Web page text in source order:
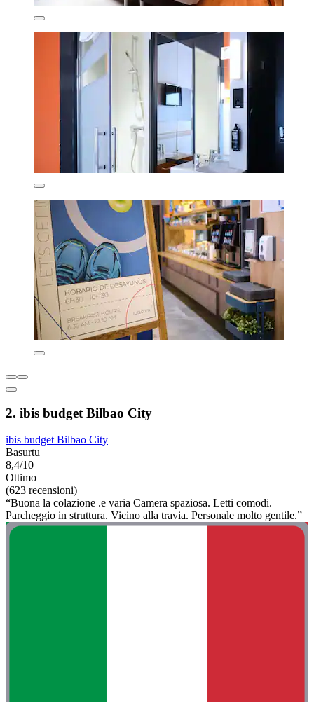
2. ibis budget Bilbao City
ibis budget Bilbao City
Basurtu
8,4/10
Ottimo
(623 recensioni)
“Buona la colazione .e varia Camera spaziosa. Letti comodi.
Parcheggio in struttura. Vicino alla travia. Personale molto gentile.”